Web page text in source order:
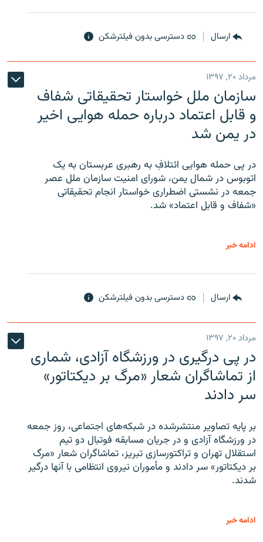
ارسال دسترسی بدون فیلترشکن
مرداد ۲۰, ۱۳۹۷
سازمان ملل خواستار تحقیقاتی شفاف
و قابل اعتماد درباره حمله هوایی اخیر
در یمن شد
در پی حمله هوایی ائتلافِ به رهبری عربستان به یک
اتوبوس در شمال یمن، شورای امنیت سازمان ملل عصر
جمعه در نشستی اضطراری خواستار انجام تحقیقاتی
«شفاف و قابل اعتماد» شد.
ادامه خبر
ارسال دسترسی بدون فیلترشکن
مرداد ۲۰, ۱۳۹۷
در پی درگیری در ورزشگاه آزادی، شماری
از تماشاگران شعار «مرگ بر دیکتاتور»
سر دادند
بر پایه تصاویر منتشرشده در شبکه‌های اجتماعی، روز جمعه
در ورزشگاه آزادی و در جریان مسابقه فوتبال دو تیم
استقلال تهران و تراکتورسازی تبریز، تماشاگران شعار «مرگ
بر دیکتاتور» سر دادند و مأموران نیروی انتظامی با آنها درگیر
شدند.
ادامه خبر